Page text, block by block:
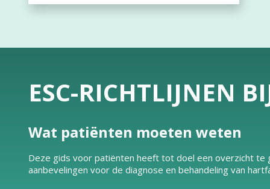
ESC-RICHTLIJNEN
Wat patiënten moeten weten
Deze gids voor patiënten heeft tot doel een overzicht
aanbevelingen voor de diagnose en behandeling van